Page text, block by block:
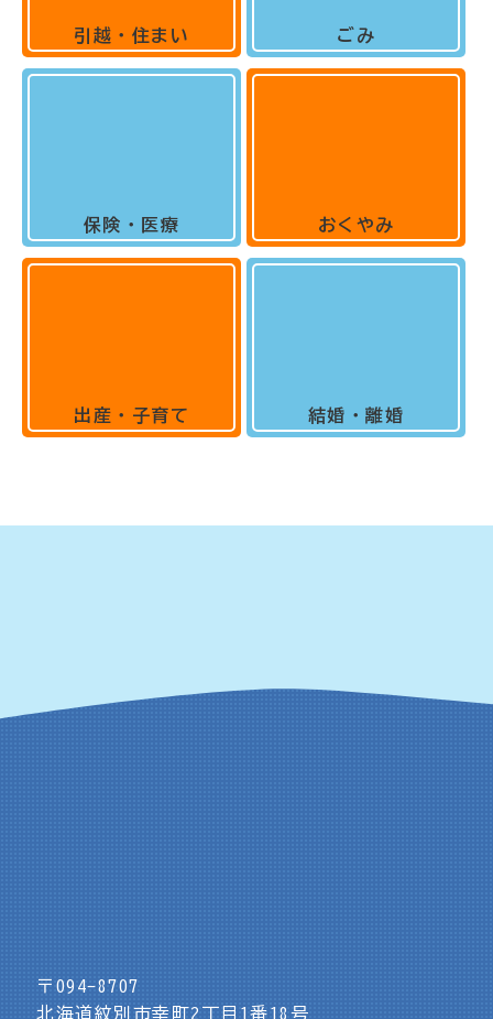
引越・住まい
保険・医療
出産・子育て
ごみ
おくやみ
結婚・離婚
〒094-8707
北海道紋別市幸町2丁目1番18号